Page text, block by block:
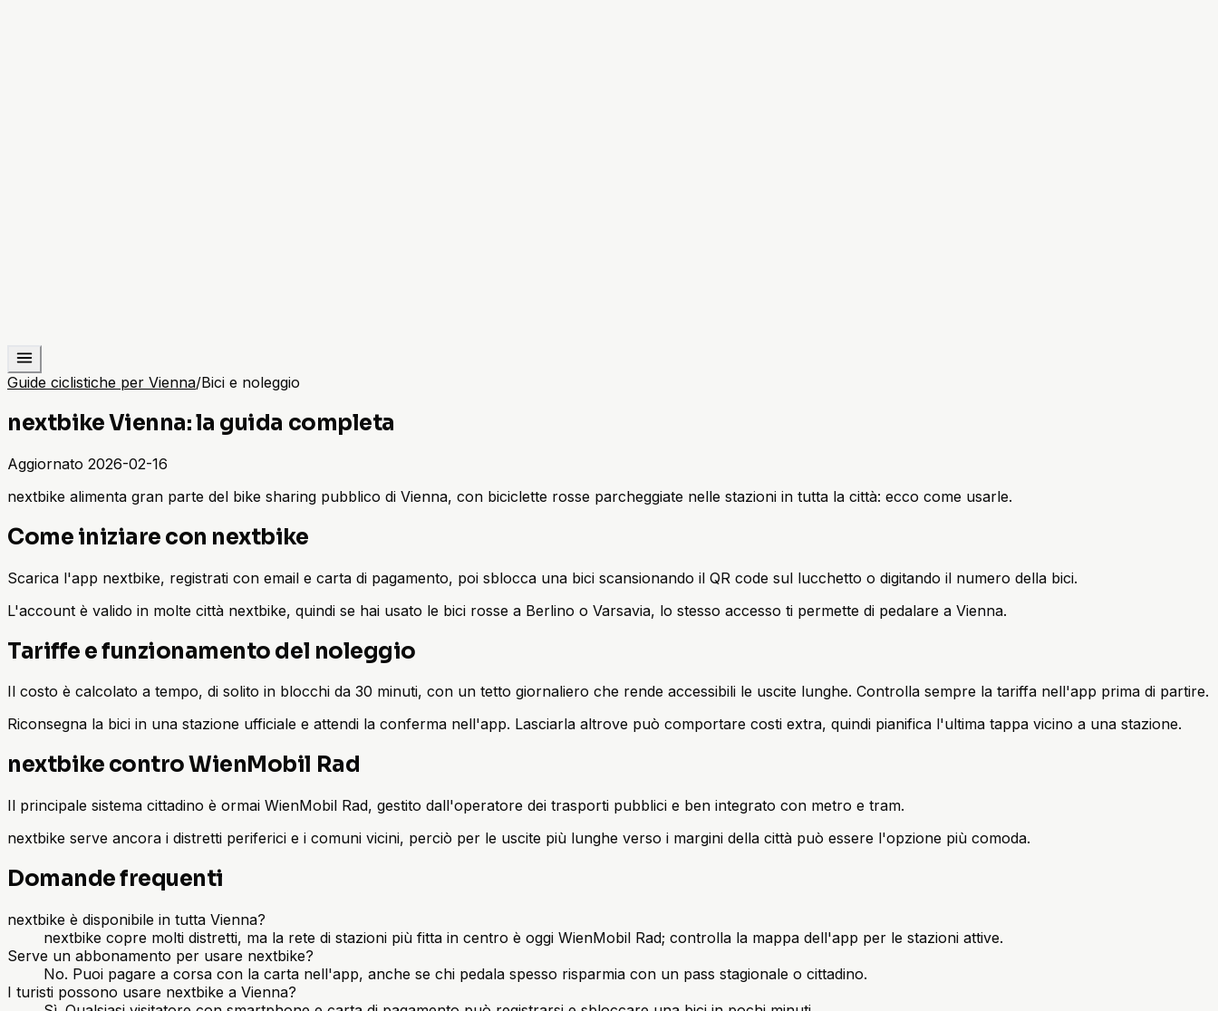
Guide ciclistiche per Vienna/Bici e noleggio
nextbike Vienna: la guida completa
Aggiornato 2026-02-16
nextbike alimenta gran parte del bike sharing pubblico di Vienna, con biciclette rosse parcheggiate nelle stazioni in tutta la città: ecco come usarle.
Come iniziare con nextbike
Scarica l'app nextbike, registrati con email e carta di pagamento, poi sblocca una bici scansionando il QR code sul lucchetto o digitando il numero della bici.
L'account è valido in molte città nextbike, quindi se hai usato le bici rosse a Berlino o Varsavia, lo stesso accesso ti permette di pedalare a Vienna.
Tariffe e funzionamento del noleggio
Il costo è calcolato a tempo, di solito in blocchi da 30 minuti, con un tetto giornaliero che rende accessibili le uscite lunghe. Controlla sempre la tariffa nell'app prima di partire.
Riconsegna la bici in una stazione ufficiale e attendi la conferma nell'app. Lasciarla altrove può comportare costi extra, quindi pianifica l'ultima tappa vicino a una stazione.
nextbike contro WienMobil Rad
Il principale sistema cittadino è ormai WienMobil Rad, gestito dall'operatore dei trasporti pubblici e ben integrato con metro e tram.
nextbike serve ancora i distretti periferici e i comuni vicini, perciò per le uscite più lunghe verso i margini della città può essere l'opzione più comoda.
Domande frequenti
nextbike è disponibile in tutta Vienna?
nextbike copre molti distretti, ma la rete di stazioni più fitta in centro è oggi WienMobil Rad; controlla la mappa dell'app per le stazioni attive.
Serve un abbonamento per usare nextbike?
No. Puoi pagare a corsa con la carta nell'app, anche se chi pedala spesso risparmia con un pass stagionale o cittadino.
I turisti possono usare nextbike a Vienna?